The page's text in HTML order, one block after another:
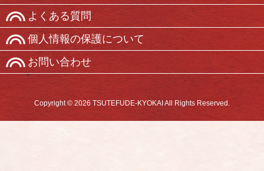
よくある質問
個人情報の保護について
お問い合わせ
Copyright © 2026 TSUTEFUDE-KYOKAI All Rights Reserved.